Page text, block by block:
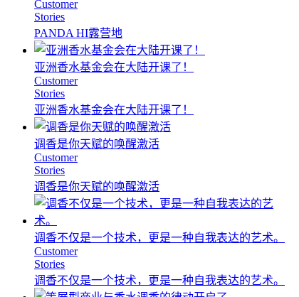
Customer
Stories
PANDA HI露营地
亚洲香水基金会在大陆开课了！
Customer
Stories
亚洲香水基金会在大陆开课了！
调香是你天赋的唤醒激活
Customer
Stories
调香是你天赋的唤醒激活
调香不仅是一个技术，更是一种自我表达的艺术。
Customer
Stories
调香不仅是一个技术，更是一种自我表达的艺术。